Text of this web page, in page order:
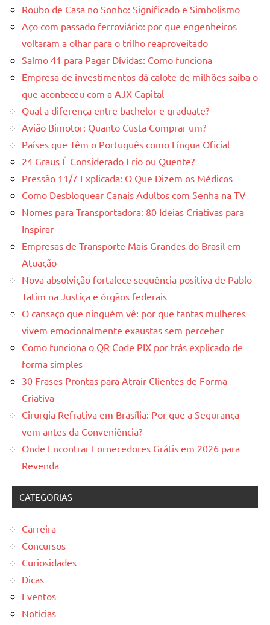
Roubo de Casa no Sonho: Significado e Simbolismo
Aço com passado ferroviário: por que engenheiros
voltaram a olhar para o trilho reaproveitado
Salmo 41 para Pagar Dívidas: Como funciona
Empresa de investimentos dá calote de milhões saiba o
que aconteceu com a AJX Capital
Qual a diferença entre bachelor e graduate?
Avião Bimotor: Quanto Custa Comprar um?
Países que Têm o Português como Língua Oficial
24 Graus É Considerado Frio ou Quente?
Pressão 11/7 Explicada: O Que Dizem os Médicos
Como Desbloquear Canais Adultos com Senha na TV
Nomes para Transportadora: 80 Ideias Criativas para
Inspirar
Empresas de Transporte Mais Grandes do Brasil em
Atuação
Nova absolvição fortalece sequência positiva de Pablo
Tatim na Justiça e órgãos federais
O cansaço que ninguém vê: por que tantas mulheres
vivem emocionalmente exaustas sem perceber
Como funciona o QR Code PIX por trás explicado de
forma simples
30 Frases Prontas para Atrair Clientes de Forma
Criativa
Cirurgia Refrativa em Brasília: Por que a Segurança
vem antes da Conveniência?
Onde Encontrar Fornecedores Grátis em 2026 para
Revenda
CATEGORIAS
Carreira
Concursos
Curiosidades
Dicas
Eventos
Notícias